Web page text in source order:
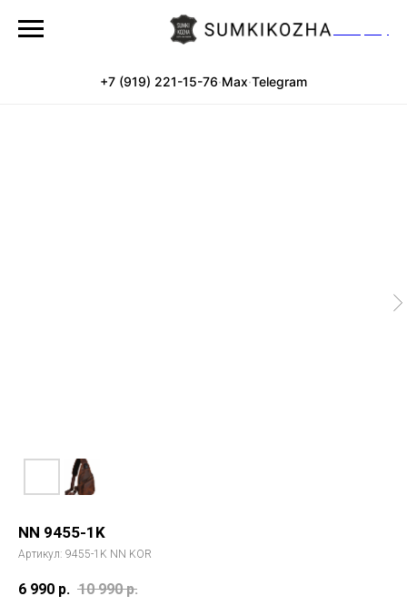
+7 (919) 221-15-76·Max·Telegram
NN 9455-1K
Артикул: 9455-1K NN KOR
6 990 р. 10 990 р.